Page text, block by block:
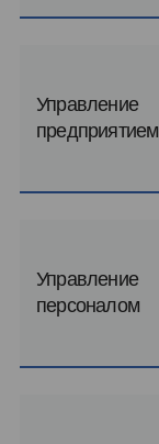
Управление
предприятием
Управление
персоналом